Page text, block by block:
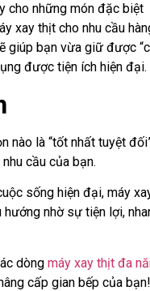
cho những món đặc biệt
xay thịt cho nhu cầu
giúp bạn vừa giữ được
được tiện ích hiện đại.
nào là “tốt nhất tuyệt
cầu của bạn.
sống hiện đại, máy
hướng nhờ sự tiện lợi,
dòng máy xay thịt đa
cấp gian bếp của bạn!